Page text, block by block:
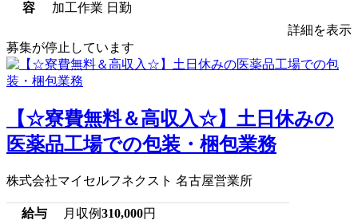
容
加工作業 日勤
詳細を表示
募集が停止しています
【☆寮費無料＆高収入☆】土日休みの
医薬品工場での包装・梱包業務
株式会社マイセルフネクスト 名古屋営業所
給与 月収例310,000円